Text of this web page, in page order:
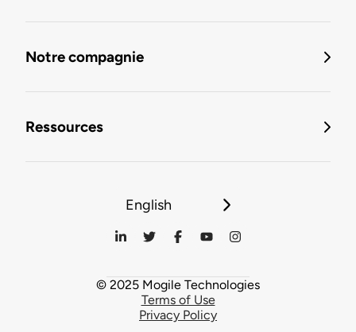
Notre compagnie
Ressources
English
© 2025 Mogile Technologies
Terms of Use
Privacy Policy